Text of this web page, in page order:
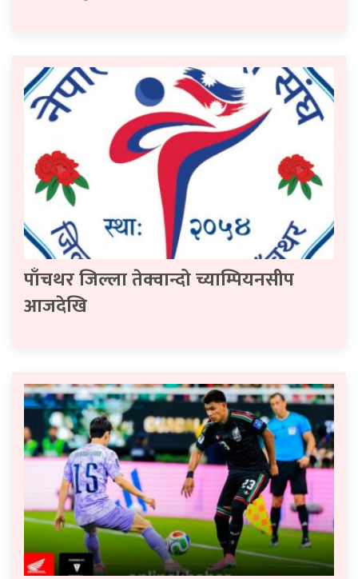
पाँचथर जिल्ला तेक्वान्दो च्याम्पियनसीप
आजदेखि